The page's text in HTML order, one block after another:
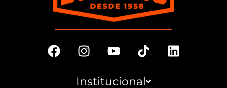
Institucional